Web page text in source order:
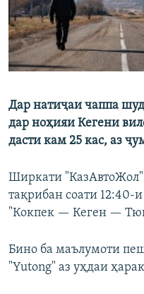
Дар натиҷаи чаппа
дар ноҳияи Кегени
дасти кам 25 кас, аз
Ширкати "КазАвтоЖол"
тақрибан соати 12:40-
"Кокпек — Кеген —
Бино ба маълумоти
"Yutong" аз уҳдаи